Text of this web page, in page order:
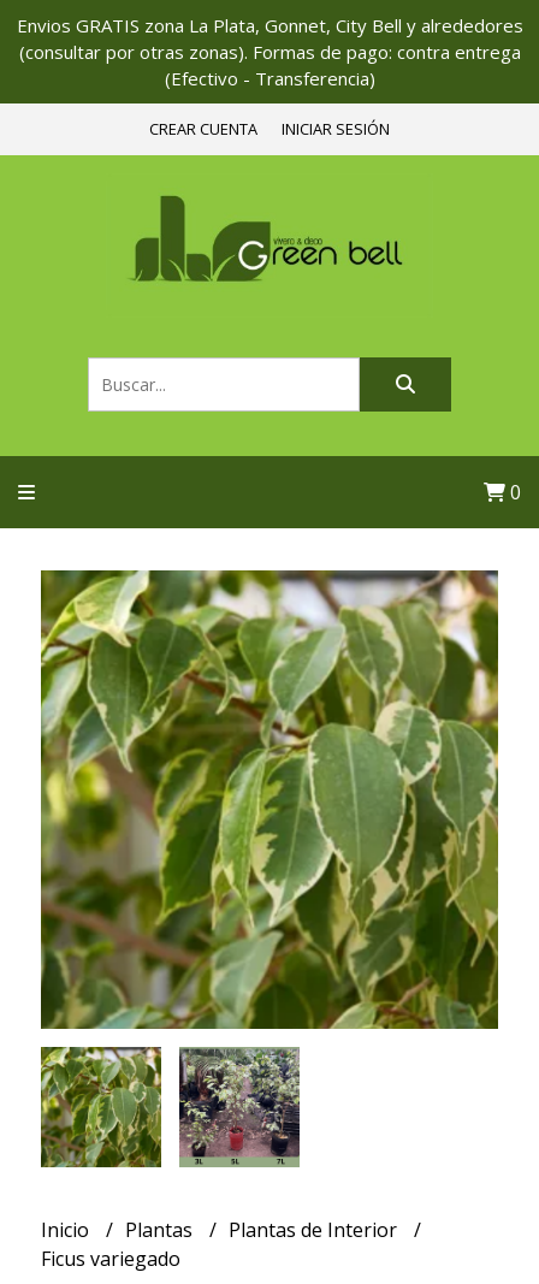
Envios GRATIS zona La Plata, Gonnet, City Bell y alrededores
(consultar por otras zonas). Formas de pago: contra entrega
(Efectivo - Transferencia)
CREAR CUENTA INICIAR SESIÓN
0
Inicio Plantas
Plantas de Interior
Ficus variegado